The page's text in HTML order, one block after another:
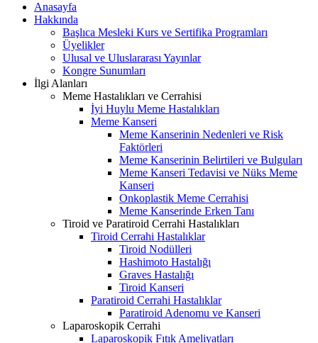
Anasayfa
Hakkında
Başlıca Mesleki Kurs ve Sertifika Programları
Üyelikler
Ulusal ve Uluslararası Yayınlar
Kongre Sunumları
İlgi Alanları
Meme Hastalıkları ve Cerrahisi
İyi Huylu Meme Hastalıkları
Meme Kanseri
Meme Kanserinin Nedenleri ve Risk
Faktörleri
Meme Kanserinin Belirtileri ve Bulguları
Meme Kanseri Tedavisi ve Nüks Meme
Kanseri
Onkoplastik Meme Cerrahisi
Meme Kanserinde Erken Tanı
Tiroid ve Paratiroid Cerrahi Hastalıkları
Tiroid Cerrahi Hastalıklar
Tiroid Nodülleri
Hashimoto Hastalığı
Graves Hastalığı
Tiroid Kanseri
Paratiroid Cerrahi Hastalıklar
Paratiroid Adenomu ve Kanseri
Laparoskopik Cerrahi
Laparoskopik Fıtık Ameliyatları